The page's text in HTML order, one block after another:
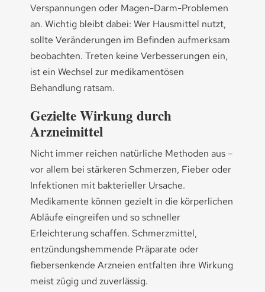
Verspannungen oder Magen-Darm-Problemen
an. Wichtig bleibt dabei: Wer Hausmittel nutzt,
sollte Veränderungen im Befinden aufmerksam
beobachten. Treten keine Verbesserungen ein,
ist ein Wechsel zur medikamentösen
Behandlung ratsam.
Gezielte Wirkung durch
Arzneimittel
Nicht immer reichen natürliche Methoden aus –
vor allem bei stärkeren Schmerzen, Fieber oder
Infektionen mit bakterieller Ursache.
Medikamente können gezielt in die körperlichen
Abläufe eingreifen und so schneller
Erleichterung schaffen. Schmerzmittel,
entzündungshemmende Präparate oder
fiebersenkende Arzneien entfalten ihre Wirkung
meist zügig und zuverlässig.